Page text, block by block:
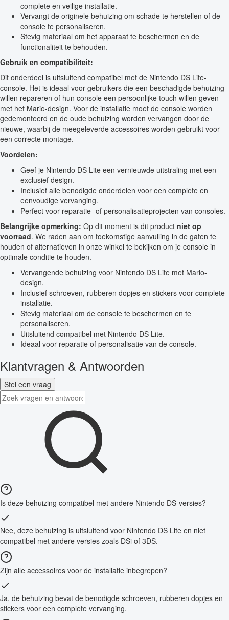
complete en veilige installatie.
Vervangt de originele behuizing om schade te herstellen of de
console te personaliseren.
Stevig materiaal om het apparaat te beschermen en de
functionaliteit te behouden.
Gebruik en compatibiliteit:
Dit onderdeel is uitsluitend compatibel met de Nintendo DS Lite-
console. Het is ideaal voor gebruikers die een beschadigde behuizing
willen repareren of hun console een persoonlijke touch willen geven
met het Mario-design. Voor de installatie moet de console worden
gedemonteerd en de oude behuizing worden vervangen door de
nieuwe, waarbij de meegeleverde accessoires worden gebruikt voor
een correcte montage.
Voordelen:
Geef je Nintendo DS Lite een vernieuwde uitstraling met een
exclusief design.
Inclusief alle benodigde onderdelen voor een complete en
eenvoudige vervanging.
Perfect voor reparatie- of personalisatieprojecten van consoles.
Belangrijke opmerking: Op dit moment is dit product niet op
voorraad. We raden aan om toekomstige aanvulling in de gaten te
houden of alternatieven in onze winkel te bekijken om je console in
optimale conditie te houden.
Vervangende behuizing voor Nintendo DS Lite met Mario-
design.
Inclusief schroeven, rubberen dopjes en stickers voor complete
installatie.
Stevig materiaal om de console te beschermen en te
personaliseren.
Uitsluitend compatibel met Nintendo DS Lite.
Ideaal voor reparatie of personalisatie van de console.
Klantvragen & Antwoorden
Stel een vraag
Is deze behuizing compatibel met andere Nintendo DS-versies?
Nee, deze behuizing is uitsluitend voor Nintendo DS Lite en niet
compatibel met andere versies zoals DSi of 3DS.
Zijn alle accessoires voor de installatie inbegrepen?
Ja, de behuizing bevat de benodigde schroeven, rubberen dopjes en
stickers voor een complete vervanging.